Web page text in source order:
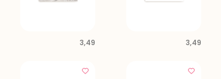
3,49 3,49